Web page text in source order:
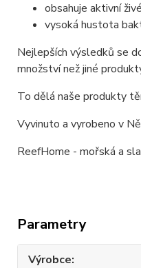
obsahuje aktivní
vysoká hustota
Nejlepších výsledků se
množství než jiné
To dělá naše produkty
Vyvinuto a vyrobeno v
ReefHome - mořská a
Parametry
Výrobce